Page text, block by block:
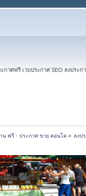
ะกาศฟรี เวบประกาศ SEO ลงประ
ฟรี - ประกาศ ขาย คอนโด » ลงป